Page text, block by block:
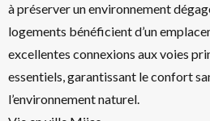
à préserver un environnement
logements bénéficient d’un
excellentes connexions aux voies
essentiels, garantissant le confort
l’environnement naturel.